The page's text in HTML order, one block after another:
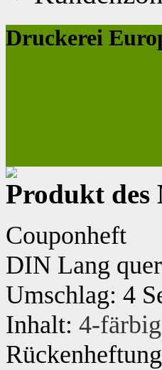
Druckerei
Produkt des
Couponheft
DIN Lang
Umschlag: 4
Inhalt: 4-färbig